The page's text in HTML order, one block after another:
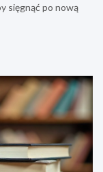
sięgnąć po nową